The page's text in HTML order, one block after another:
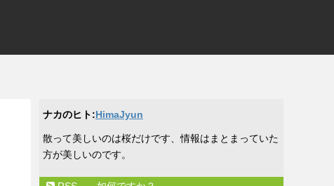
ナカのヒト:HimaJyun
​散って美しいのは桜だけです、情報はまとまっていた
方が美しいのです。